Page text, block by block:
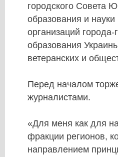
городского Совета
образования и
организаций
образования
ветеранских и
Перед началом
журналистами.
«Для меня как для
фракции регионов,
направлением